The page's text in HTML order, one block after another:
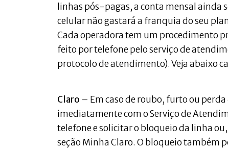
linhas pós-pagas, a conta mensal ainda
celular não gastará a franquia do seu
Cada operadora tem um procedimento
feito por telefone pelo serviço de
protocolo de atendimento). Veja abaixo
Claro – Em caso de roubo, furto ou
imediatamente com o Serviço de
telefone e solicitar o bloqueio da linha
seção Minha Claro. O bloqueio também